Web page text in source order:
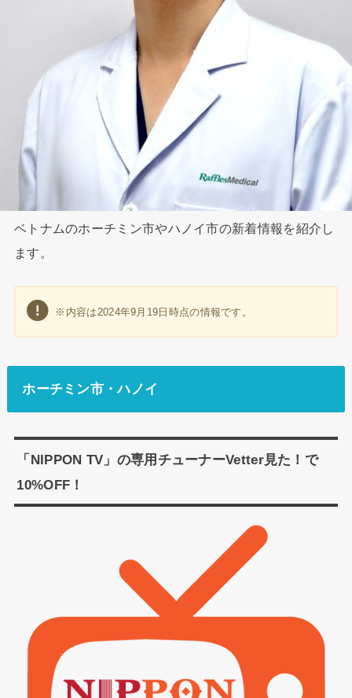
ベトナムのホーチミン市やハノイ市の新着情報を紹介し
ます。
※内容は2024年9月19日時点の情報です。
ホーチミン市・ハノイ
「NIPPON TV」の専用チューナーVetter見た！で
10%OFF！